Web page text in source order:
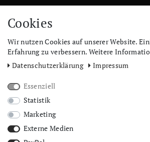
Cookies
Wir nutzen Cookies auf unserer Website.
Erfahrung zu verbessern. Weitere
Daten­schutz­erklärung
Impressum
Essenziell
Statistik
Marketing
Externe Medien